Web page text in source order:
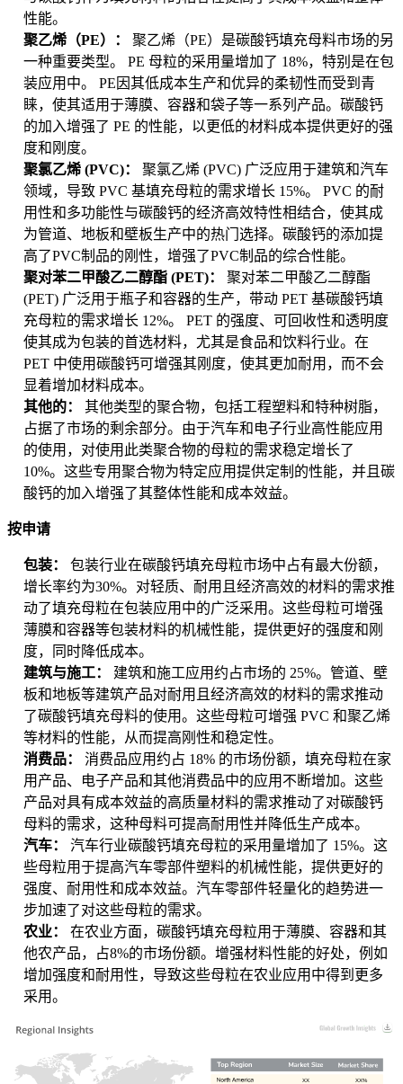
性能。
聚乙烯（PE）： 聚乙烯（PE）是碳酸钙填充母料市场的另
一种重要类型。 PE 母粒的采用量增加了 18%，特别是在包
装应用中。 PE因其低成本生产和优异的柔韧性而受到青
睐，使其适用于薄膜、容器和袋子等一系列产品。碳酸钙
的加入增强了 PE 的性能，以更低的材料成本提供更好的强
度和刚度。
聚氯乙烯 (PVC)： 聚氯乙烯 (PVC) 广泛应用于建筑和汽车
领域，导致 PVC 基填充母粒的需求增长 15%。 PVC 的耐
用性和多功能性与碳酸钙的经济高效特性相结合，使其成
为管道、地板和壁板生产中的热门选择。碳酸钙的添加提
高了PVC制品的刚性，增强了PVC制品的综合性能。
聚对苯二甲酸乙二醇酯 (PET)： 聚对苯二甲酸乙二醇酯
(PET) 广泛用于瓶子和容器的生产，带动 PET 基碳酸钙填
充母粒的需求增长 12%。 PET 的强度、可回收性和透明度
使其成为包装的首选材料，尤其是食品和饮料行业。在
PET 中使用碳酸钙可增强其刚度，使其更加耐用，而不会
显着增加材料成本。
其他的： 其他类型的聚合物，包括工程塑料和特种树脂，
占据了市场的剩余部分。由于汽车和电子行业高性能应用
的使用，对使用此类聚合物的母粒的需求稳定增长了
10%。这些专用聚合物为特定应用提供定制的性能，并且碳
酸钙的加入增强了其整体性能和成本效益。
按申请
包装： 包装行业在碳酸钙填充母粒市场中占有最大份额，
增长率约为30%。对轻质、耐用且经济高效的材料的需求推
动了填充母粒在包装应用中的广泛采用。这些母粒可增强
薄膜和容器等包装材料的机械性能，提供更好的强度和刚
度，同时降低成本。
建筑与施工： 建筑和施工应用约占市场的 25%。管道、壁
板和地板等建筑产品对耐用且经济高效的材料的需求推动
了碳酸钙填充母料的使用。这些母粒可增强 PVC 和聚乙烯
等材料的性能，从而提高刚性和稳定性。
消费品： 消费品应用约占 18% 的市场份额，填充母粒在家
用产品、电子产品和其他消费品中的应用不断增加。这些
产品对具有成本效益的高质量材料的需求推动了对碳酸钙
母料的需求，这种母料可提高耐用性并降低生产成本。
汽车： 汽车行业碳酸钙填充母粒的采用量增加了 15%。这
些母粒用于提高汽车零部件塑料的机械性能，提供更好的
强度、耐用性和成本效益。汽车零部件轻量化的趋势进一
步加速了对这些母粒的需求。
农业： 在农业方面，碳酸钙填充母粒用于薄膜、容器和其
他农产品，占8%的市场份额。增强材料性能的好处，例如
增加强度和耐用性，导致这些母粒在农业应用中得到更多
采用。
XX%
XX